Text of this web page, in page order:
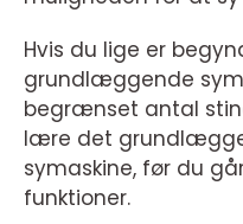
Hvis du lige er
grundlæggende
begrænset antal
lære det
symaskine, før du
funktioner.